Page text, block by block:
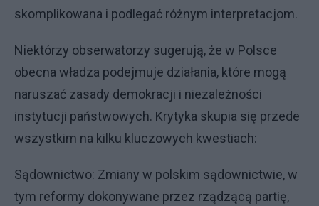
skomplikowana i podlegać różnym interpretacjom.
Niektórzy obserwatorzy sugerują, że w Polsce
obecna władza podejmuje działania, które mogą
naruszać zasady demokracji i niezależności
instytucji państwowych. Krytyka skupia się przede
wszystkim na kilku kluczowych kwestiach:
Sądownictwo: Zmiany w polskim sądownictwie, w
tym reformy dokonywane przez rządzącą partię,